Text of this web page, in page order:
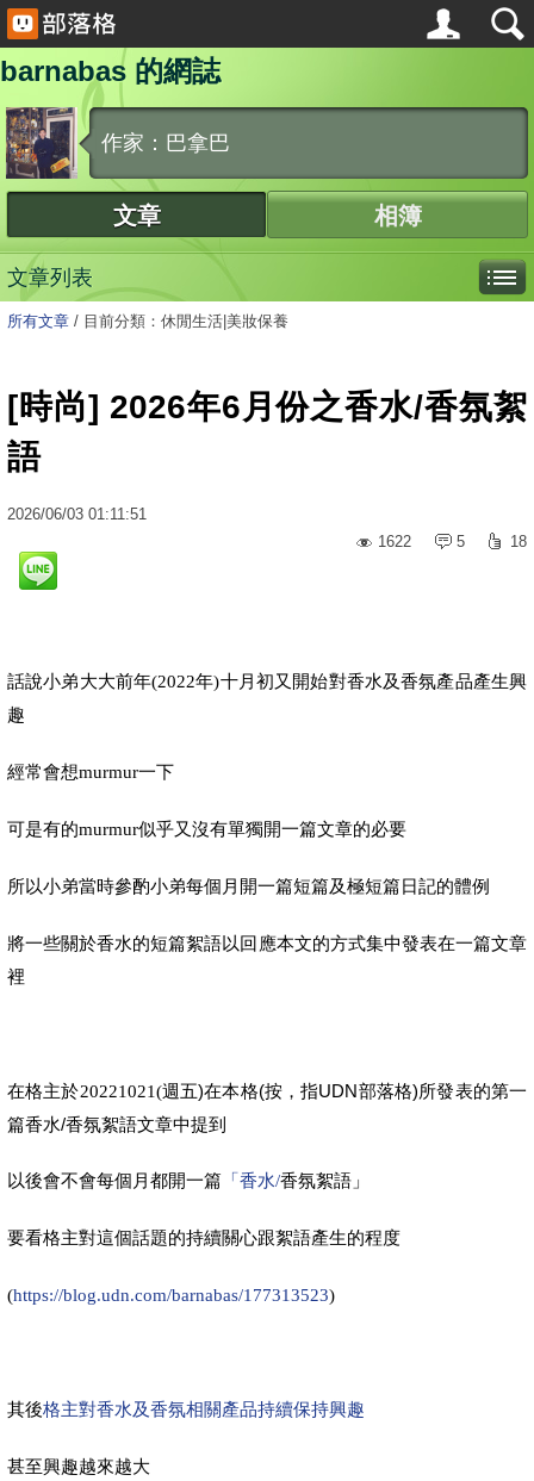
barnabas 的網誌
作家：巴拿巴
文章 相簿
文章列表
所有文章 / 目前分類：休閒生活|美妝保養
[時尚] 2026年6月份之香水/香氛絮
語
2026/06/03 01:11:51
1622
5 18
話說小弟大大前年(2022年)十月初又開始對香水及香氛產品產生興
趣
經常會想murmur一下
可是有的murmur似乎又沒有單獨開一篇文章的必要
所以小弟當時參酌小弟每個月開一篇短篇及極短篇日記的體例
將一些關於香水的短篇絮語以回應本文的方式集中發表在一篇文章
裡
在格主於20221021(週五)在本格(按，指UDN部落格)所發表的第一
篇香水/香氛絮語文章中提到
以後會不會每個月都開一篇 「香水/香氛絮語」
要看格主對這個話題的持續關心跟絮語產生的程度
(https://blog.udn.com/barnabas/177313523)
其後格主對香水及香氛相關產品持續保持興趣
甚至興趣越來越大